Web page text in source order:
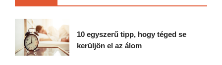
10 egyszerű tipp, hogy téged se
kerüljön el az álom